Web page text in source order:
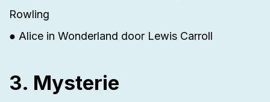
Rowling
● Alice in Wonderland door Lewis Carroll
3. Mysterie